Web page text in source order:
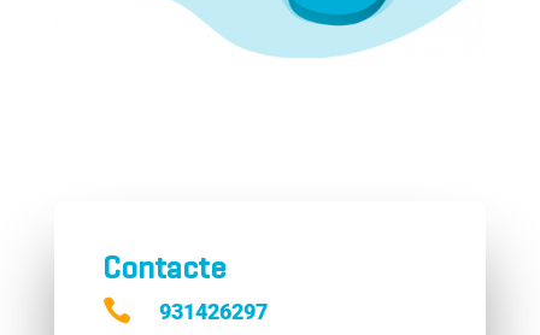
Contacte
 931426297